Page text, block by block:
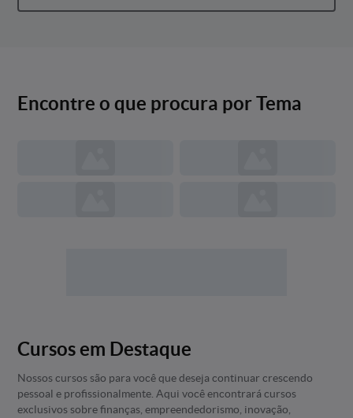
Encontre o que procura por Tema
Cursos em Destaque
Nossos cursos são para você que deseja continuar crescendo
pessoal e profissionalmente. Aqui você encontrará cursos
exclusivos sobre finanças, empreendedorismo, inovação,